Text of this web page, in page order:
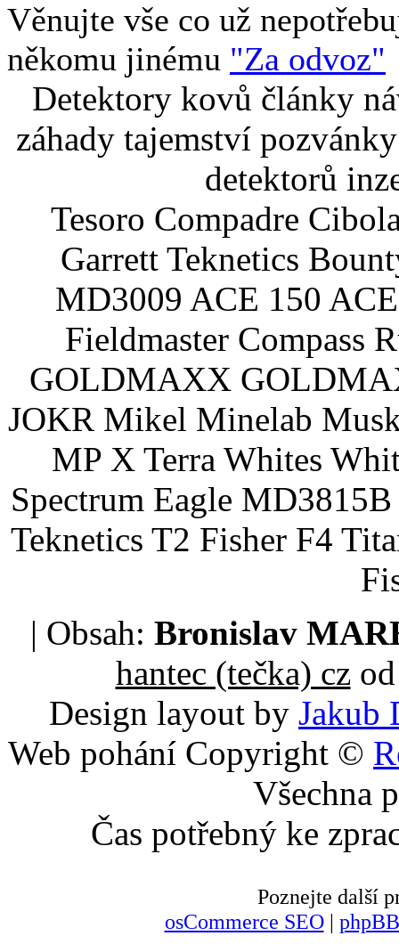
Věnujte vše co už
někomu jinému "Za odvoz"
Detektory kovů články
záhady tajemství
detektorů
Tesoro Compadre
Garrett Teknetics
MD3009 ACE 150
Fieldmaster Compass
GOLDMAXX
JOKR Mikel Minelab
MP X Terra Whites
Spectrum Eagle
Teknetics T2 Fisher F4
| Obsah: Bronislav
hantec (tečka) czod
Design layout by Jakub
Web pohání Copyright ©
Všechna
Čas potřebný ke
Poznejte další
osCommerce SEO|